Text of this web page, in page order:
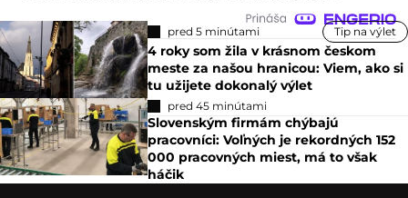
pred 5 minútami Tip na výlet
4 roky som žila v krásnom českom
meste za našou hranicou: Viem, ako si
tu užijete dokonalý výlet
pred 45 minútami
Slovenským firmám chýbajú
pracovníci: Voľných je rekordných 152
000 pracovných miest, má to však
háčik